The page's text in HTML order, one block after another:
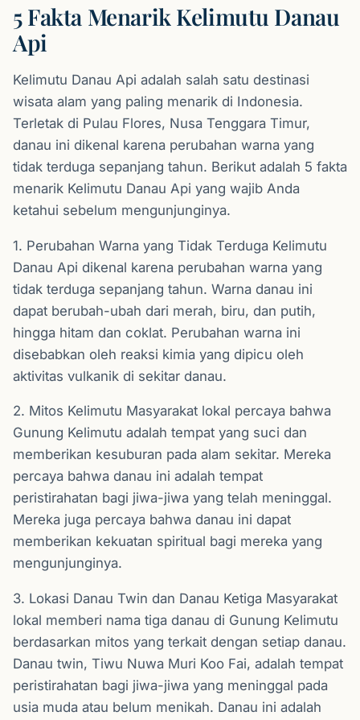
5 Fakta Menarik Kelimutu Danau
Api
Kelimutu Danau Api adalah salah satu destinasi
wisata alam yang paling menarik di Indonesia.
Terletak di Pulau Flores, Nusa Tenggara Timur,
danau ini dikenal karena perubahan warna yang
tidak terduga sepanjang tahun. Berikut adalah 5 fakta
menarik Kelimutu Danau Api yang wajib Anda
ketahui sebelum mengunjunginya.
1. Perubahan Warna yang Tidak Terduga Kelimutu
Danau Api dikenal karena perubahan warna yang
tidak terduga sepanjang tahun. Warna danau ini
dapat berubah-ubah dari merah, biru, dan putih,
hingga hitam dan coklat. Perubahan warna ini
disebabkan oleh reaksi kimia yang dipicu oleh
aktivitas vulkanik di sekitar danau.
2. Mitos Kelimutu Masyarakat lokal percaya bahwa
Gunung Kelimutu adalah tempat yang suci dan
memberikan kesuburan pada alam sekitar. Mereka
percaya bahwa danau ini adalah tempat
peristirahatan bagi jiwa-jiwa yang telah meninggal.
Mereka juga percaya bahwa danau ini dapat
memberikan kekuatan spiritual bagi mereka yang
mengunjunginya.
3. Lokasi Danau Twin dan Danau Ketiga Masyarakat
lokal memberi nama tiga danau di Gunung Kelimutu
berdasarkan mitos yang terkait dengan setiap danau.
Danau twin, Tiwu Nuwa Muri Koo Fai, adalah tempat
peristirahatan bagi jiwa-jiwa yang meninggal pada
usia muda atau belum menikah. Danau ini adalah